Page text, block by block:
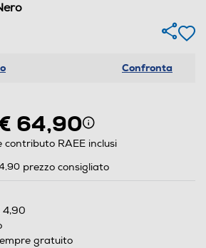
Confronta
64,90
contributo RAEE inclusi
prezzo consigliato
4,90
gratuito